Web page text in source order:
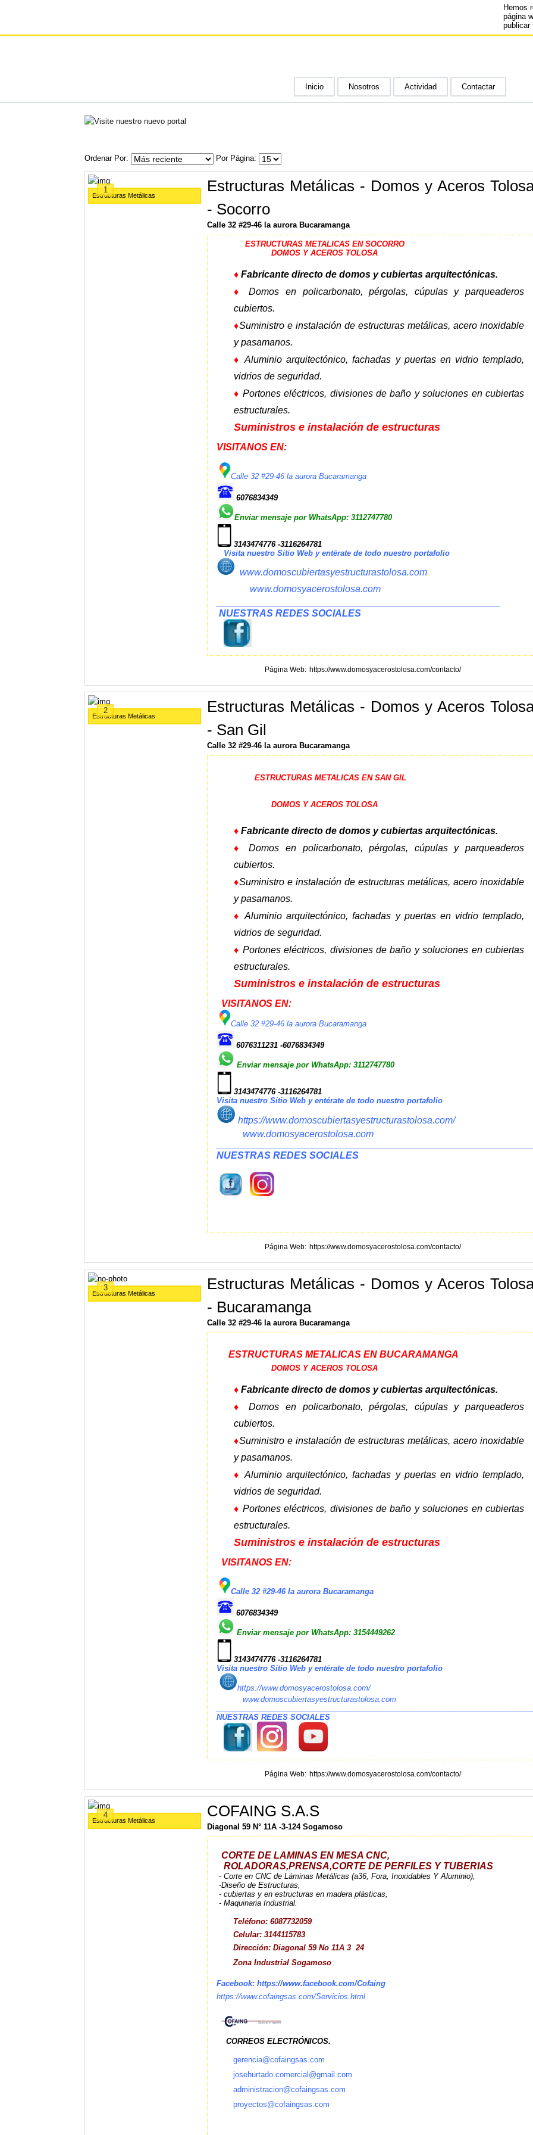
Hemos
página
publicar
Inicio Nosotros Actividad Contactar
Ordenar Por Por Página
1
Estructuras Metálicas
Estructuras Metálicas - Domos y Aceros
- Socorro
Calle 32 #29-46 la aurora Bucaramanga
ESTRUCTURAS METALICAS EN SOCORRO
DOMOS Y ACEROS TOLOSA
♦ Fabricante directo de domos y cubiertas arquitectónicas.
♦
Domos en policarbonato, pérgolas, cúpulas y parqueaderos
cubiertos.
♦Suministro e instalación de estructuras metálicas, acero inoxidable
y pasamanos.
♦
Aluminio arquitectónico, fachadas y puertas en vidrio templado,
vidrios de seguridad.
♦ Portones eléctricos, divisiones de baño y soluciones en cubiertas
estructurales.
Suministros e instalación de estructuras
VISITANOS EN:
Calle 32 #29-46 la aurora Bucaramanga
6076834349
Enviar mensaje por WhatsApp: 3112747780
3143474776 -3116264781
Visita nuestro Sitio Web y entérate de todo nuestro portafolio
www.domoscubiertasyestructurastolosa.com
www.domosyacerostolosa.com
NUESTRAS REDES SOCIALES
Página Web https://www.domosyacerostolosa.com/contacto/
2
Estructuras Metálicas
Estructuras Metálicas - Domos y Aceros
- San Gil
Calle 32 #29-46 la aurora Bucaramanga
ESTRUCTURAS METALICAS EN SAN GIL
DOMOS Y ACEROS TOLOSA
♦ Fabricante directo de domos y cubiertas arquitectónicas.
♦
Domos en policarbonato, pérgolas, cúpulas y parqueaderos
cubiertos.
♦Suministro e instalación de estructuras metálicas, acero inoxidable
y pasamanos.
♦
Aluminio arquitectónico, fachadas y puertas en vidrio templado,
vidrios de seguridad.
♦ Portones eléctricos, divisiones de baño y soluciones en cubiertas
estructurales.
Suministros e instalación de estructuras
VISITANOS EN:
Calle 32 #29-46 la aurora Bucaramanga
6076311231 -6076834349
Enviar mensaje por WhatsApp: 3112747780
3143474776 -3116264781
Visita nuestro Sitio Web y entérate de todo nuestro portafolio
https://www.domoscubiertasyestructurastolosa.com/
www.domosyacerostolosa.com
NUESTRAS REDES SOCIALES
Página Web https://www.domosyacerostolosa.com/contacto/
3
Estructuras Metálicas
Estructuras Metálicas - Domos y Aceros
- Bucaramanga
Calle 32 #29-46 la aurora Bucaramanga
ESTRUCTURAS METALICAS EN BUCARAMANGA
DOMOS Y ACEROS TOLOSA
♦ Fabricante directo de domos y cubiertas arquitectónicas.
♦
Domos en policarbonato, pérgolas, cúpulas y parqueaderos
cubiertos.
♦Suministro e instalación de estructuras metálicas, acero inoxidable
y pasamanos.
♦
Aluminio arquitectónico, fachadas y puertas en vidrio templado,
vidrios de seguridad.
♦ Portones eléctricos, divisiones de baño y soluciones en cubiertas
estructurales.
Suministros e instalación de estructuras
VISITANOS EN:
Calle 32 #29-46 la aurora Bucaramanga
6076834349
Enviar mensaje por WhatsApp: 3154449262
3143474776 -3116264781
Visita nuestro Sitio Web y entérate de todo nuestro portafolio
https://www.domosyacerostolosa.com/
www.domoscubiertasyestructurastolosa.com
NUESTRAS REDES SOCIALES
Página Web https://www.domosyacerostolosa.com/contacto/
4
Estructuras Metálicas
COFAING S.A.S
Diagonal 59 N° 11A -3-124 Sogamoso
CORTE DE LAMINAS EN MESA CNC,
ROLADORAS,PRENSA,CORTE DE PERFILES Y TUBERIAS
- Corte en CNC de Láminas Metálicas (a36, Fora, Inoxidables Y Aluminio),
-Diseño de Estructuras,
- cubiertas y en estructuras en madera plásticas,
- Maquinaria Industrial.
Teléfono: 6087732059
Celular: 3144115783
Dirección: Diagonal 59 No 11A 3 24
Zona Industrial Sogamoso
Facebook: https://www.facebook.com/Cofaing
https://www.cofaingsas.com/Servicios.html
CORREOS ELECTRÓNICOS.
gerencia@cofaingsas.com
josehurtado.comercial@gmail.com
administracion@cofaingsas.com
proyectos@cofaingsas.com